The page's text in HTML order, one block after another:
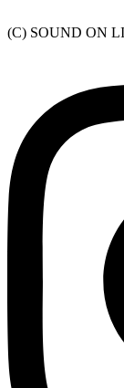
(C) SOUND ON